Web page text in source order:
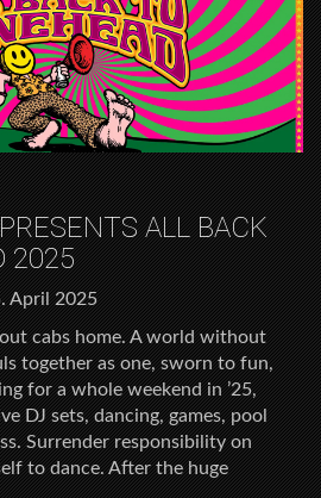
ALL BACK
2025
April 2025
cabs home. A world without
together as one, sworn to fun,
for a whole weekend in ’25,
DJ sets, dancing, games, pool
Surrender responsibility on
to dance. After the huge